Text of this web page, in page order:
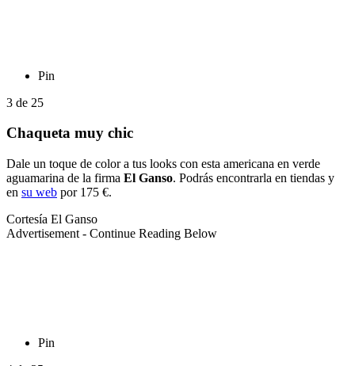
Pin
3 de 25
Chaqueta muy chic
Dale un toque de color a tus looks con esta americana en verde
aguamarina de la firma El Ganso. Podrás encontrarla en tiendas y
en su web por 175 €.
Cortesía El Ganso
Advertisement - Continue Reading Below
Pin